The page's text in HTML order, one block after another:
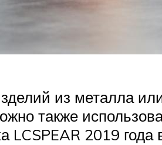
из металла
также
LCSPEAR 2019